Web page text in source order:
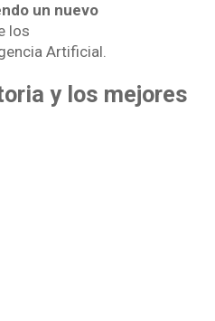
un nuevo
los
Artificial.
y los mejores